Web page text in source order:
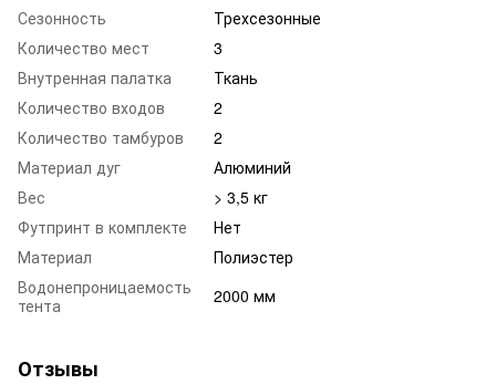
Сезонность
Трехсезонные
Количество мест
3
Внутренная палатка
Ткань
Количество входов
2
Количество тамбуров
2
Материал дуг
Алюминий
Вес
> 3,5 кг
Футпринт в комплекте
Нет
Материал
Полиэстер
Водонепроницаемость
тента
2000 мм
Отзывы